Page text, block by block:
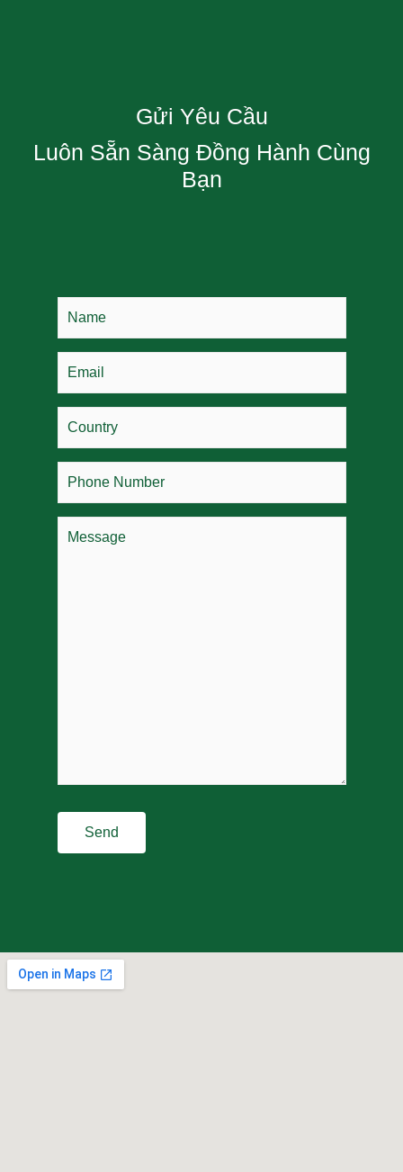
Gửi Yêu Cầu
Luôn Sẵn Sàng Đồng Hành Cùng
Bạn